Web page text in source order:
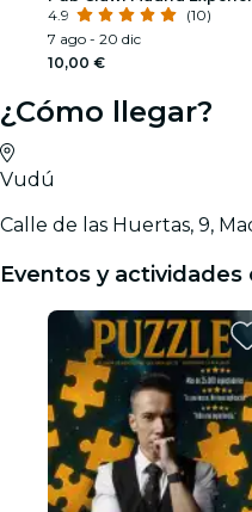
4.9
(10)
7 ago - 20 dic
10,00 €
¿Cómo llegar?
Vudú
Calle de las Huertas, 9,
Eventos y actividades